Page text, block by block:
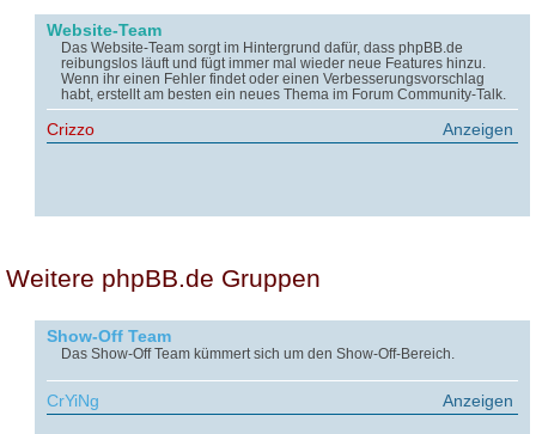
Website-Team
Das Website-Team sorgt im Hintergrund dafür, dass phpBB.de
reibungslos läuft und fügt immer mal wieder neue Features hinzu.
Wenn ihr einen Fehler findet oder einen Verbesserungsvorschlag
habt, erstellt am besten ein neues Thema im Forum Community-Talk.
Anzeigen
Crizzo
Weitere phpBB.de Gruppen
Show-Off Team
Das Show-Off Team kümmert sich um den Show-Off-Bereich.
Anzeigen
CrYiNg